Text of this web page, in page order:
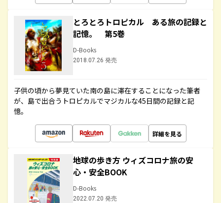
とろとろトロピカル ある旅の記録と
記憶。 第5巻
D-Books
2018.07.26 発売
子供の頃から夢見ていた南の島に滞在することになった筆者
が、島で出合うトロピカルでマジカルな45日間の記録と記
憶。
詳細を見る
地球の歩き方 ウィズコロナ旅の安
心・安全BOOK
D-Books
2022.07.20 発売